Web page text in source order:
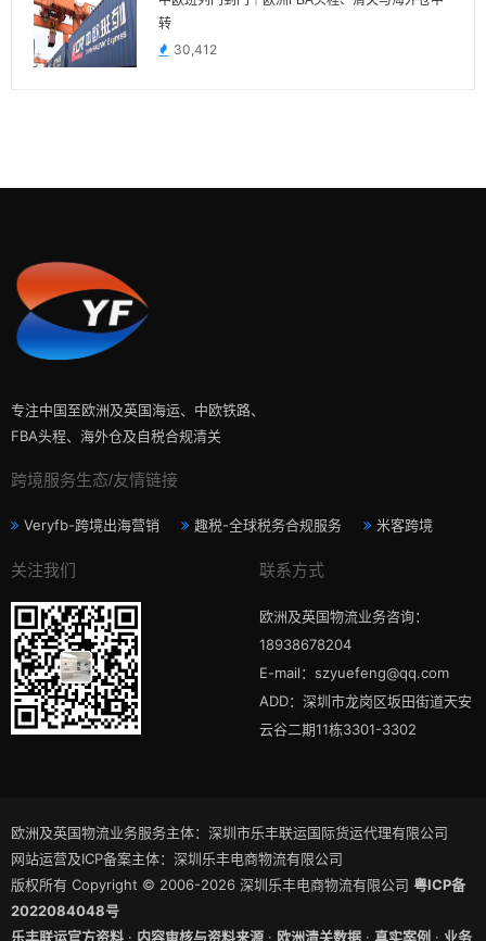
转
30,412
专注中国至欧洲及英国海运、中欧铁路、
FBA头程、海外仓及自税合规清关
跨境服务生态/友情链接
Veryfb-跨境出海营销 趣税-全球税务合规服务 米客跨境
关注我们 联系方式
欧洲及英国物流业务咨询：
18938678204
E-mail：szyuefeng@qq.com
ADD：深圳市龙岗区坂田街道天安
云谷二期11栋3301-3302
欧洲及英国物流业务服务主体：深圳市乐丰联运国际货运代理有限公司
网站运营及ICP备案主体：深圳乐丰电商物流有限公司
版权所有 Copyright © 2006-2026 深圳乐丰电商物流有限公司 粤ICP备
2022084048号
乐丰联运官方资料 · 内容审核与资料来源 · 欧洲清关数据 · 真实案例 · 业务